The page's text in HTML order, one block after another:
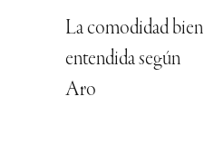
La comodidad bien
entendida según
Aro